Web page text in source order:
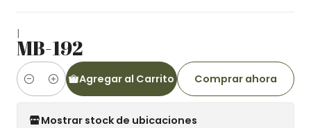
|
MB-192
Cantidad
Agregar al Carrito Comprar ahora
Mostrar stock de ubicaciones